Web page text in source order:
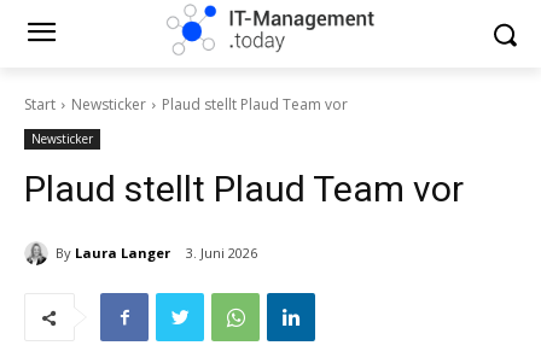
Start Newsticker Plaud stellt Plaud Team vor
Newsticker
Plaud stellt Plaud Team vor
By Laura Langer 3. Juni 2026